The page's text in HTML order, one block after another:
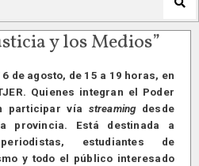
y los Medios”
de agosto, de 15 a 19 horas, en
Quienes integran el Poder
participar vía streamingdesde
provincia. Está destinada a
estudiantes de
y todo el público interesado